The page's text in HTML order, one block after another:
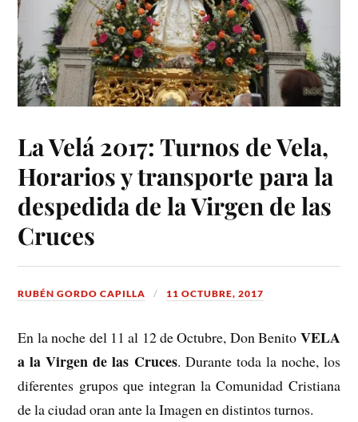
La Velá 2017: Turnos de Vela,
Horarios y transporte para la
despedida de la Virgen de las
Cruces
RUBÉN GORDO CAPILLA 11 OCTUBRE, 2017
En la noche del 11 al 12 de Octubre, Don Benito VELA
a la Virgen de las Cruces. Durante toda la noche, los
diferentes grupos que integran la Comunidad Cristiana
de la ciudad oran ante la Imagen en distintos turnos.